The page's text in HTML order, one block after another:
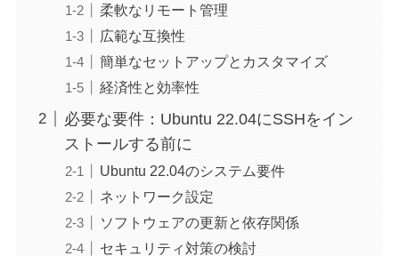
柔軟なリモート管理
広範な互換性
簡単なセットアップとカスタマイズ
経済性と効率性
必要な要件：Ubuntu 22.04にSSHをイン
ストールする前に
Ubuntu 22.04のシステム要件
ネットワーク設定
ソフトウェアの更新と依存関係
セキュリティ対策の検討